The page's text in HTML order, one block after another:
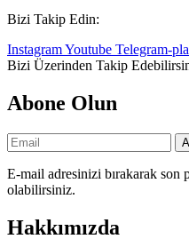
Bizi Takip Edin:
InstagramYoutube Telegram-
Bizi Üzerinden Takip
Abone Olun
E-mail adresinizi bırakarak son
olabilirsiniz.
Hakkımızda